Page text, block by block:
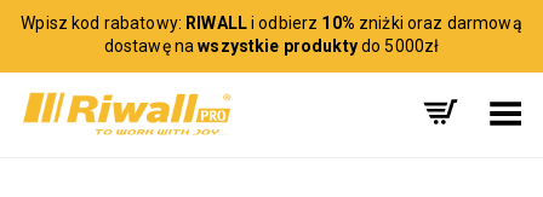
Wpisz kod rabatowy: RIWALLi odbierz 10% zniżki oraz darmową
dostawę nawszystkie produktydo 5000zł
Toggle Menu